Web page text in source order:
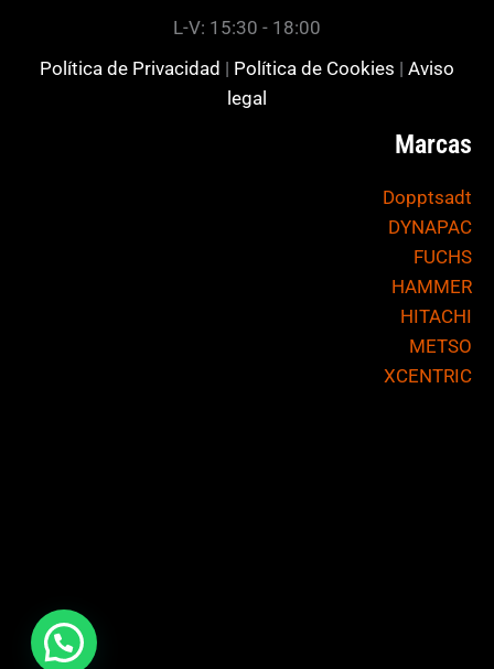
L-V: 15:30 - 18:00
Política de Privacidad | Política de Cookies | Aviso
legal
Marcas
Dopptsadt
DYNAPAC
FUCHS
HAMMER
HITACHI
METSO
XCENTRIC